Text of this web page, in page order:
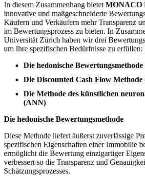
In diesem Zusammenhang bietet MONACO
innovative und maßgeschneiderte
Käufern und Verkäufern mehr Transparenz
im Bewertungsprozess zu bieten. In
Universität Zürich haben wir drei
um Ihre spezifischen Bedürfnisse zu erfüllen:
Die hedonische Bewertungsmethode
Die Discounted Cash Flow
Die Methode des künstlichen
(ANN)
Die hedonische Bewertungsmethode
Diese Methode liefert äußerst zuverlässige
spezifischen Eigenschaften einer Immobilie
ermöglicht die Bewertung einzigartiger
verbessert so die Transparenz und
Schätzungsprozesses.